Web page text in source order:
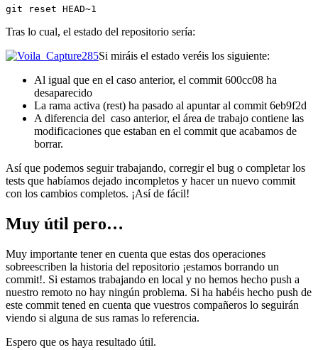
git reset HEAD~1
Tras lo cual, el estado del repositorio sería:
Si miráis el estado veréis los siguiente:
Al igual que en el caso anterior, el commit 600cc08 ha
desaparecido
La rama activa (rest) ha pasado al apuntar al commit 6eb9f2d
A diferencia del caso anterior, el área de trabajo contiene las
modificaciones que estaban en el commit que acabamos de
borrar.
Así que podemos seguir trabajando, corregir el bug o completar los
tests que habíamos dejado incompletos y hacer un nuevo commit
con los cambios completos. ¡Así de fácil!
Muy útil pero…
Muy importante tener en cuenta que estas dos operaciones
sobreescriben la historia del repositorio ¡estamos borrando un
commit!. Si estamos trabajando en local y no hemos hecho push a
nuestro remoto no hay ningún problema. Si ha habéis hecho push de
este commit tened en cuenta que vuestros compañeros lo seguirán
viendo si alguna de sus ramas lo referencia.
Espero que os haya resultado útil.